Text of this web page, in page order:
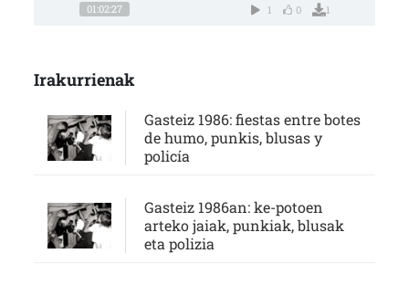
01:02:27 1 0 1
Irakurrienak
Gasteiz 1986: fiestas entre botes
de humo, punkis, blusas y
policía
Gasteiz 1986an: ke-potoen
arteko jaiak, punkiak, blusak
eta polizia